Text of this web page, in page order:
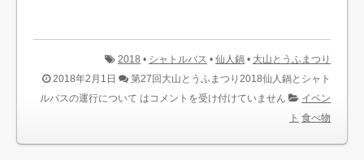
2018 • シャトルバス • 仙人鍋 • 大山とうふまつり
2018年2月1日
第27回大山とうふまつり2018仙人鍋とシャト
ルバスの運行について は コメントを受け付けていません
イベン
ト 食べ物